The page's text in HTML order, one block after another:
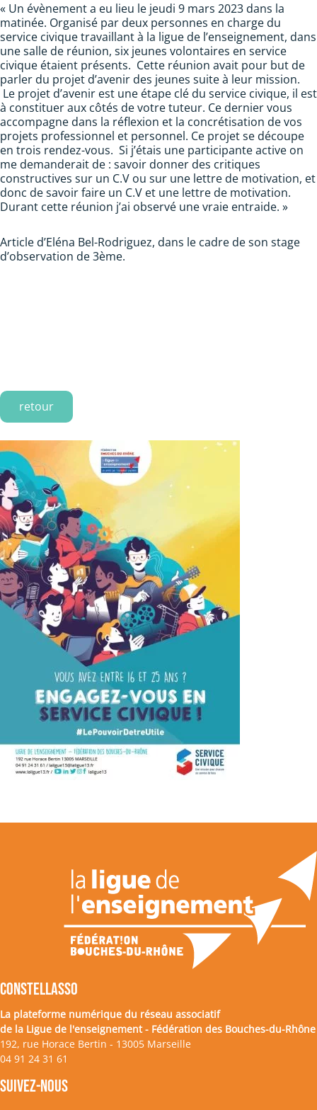
« Un évènement a eu lieu le jeudi 9 mars 2023 dans la
matinée. Organisé par deux personnes en charge du
service civique travaillant à la ligue de l’enseignement, dans
une salle de réunion, six jeunes volontaires en service
civique étaient présents. Cette réunion avait pour but de
parler du projet d’avenir des jeunes suite à leur mission.
Le projet d’avenir est une étape clé du service civique, il est
à constituer aux côtés de votre tuteur. Ce dernier vous
accompagne dans la réflexion et la concrétisation de vos
projets professionnel et personnel. Ce projet se découpe
en trois rendez-vous. Si j’étais une participante active on
me demanderait de : savoir donner des critiques
constructives sur un C.V ou sur une lettre de motivation, et
donc de savoir faire un C.V et une lettre de motivation.
Durant cette réunion j’ai observé une vraie entraide. »
Article d’Eléna Bel-Rodriguez, dans le cadre de son stage
d’observation de 3ème.
retour
CONSTELLASSO
La plateforme numérique du réseau associatif
de la Ligue de l'enseignement - Fédération des Bouches-du-Rhône
192, rue Horace Bertin - 13005 Marseille
04 91 24 31 61
Suivez-nous